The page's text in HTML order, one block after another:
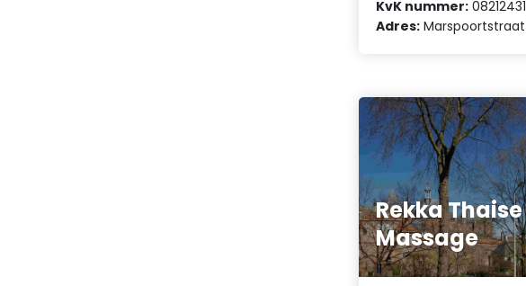
KvK nummer: 08212431
Adres: Marspoortstraat
Rekka Thaise
Massage